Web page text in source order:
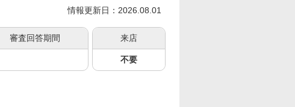
情報更新日：2026.08.01
審査回答期間 来店
不要